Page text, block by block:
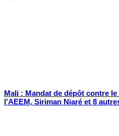
Mali : Mandat de dépôt contre
l’AEEM, Siriman Niaré et 8